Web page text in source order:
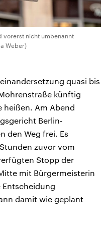
vorerst nicht umbenannt
Weber)
quasi bis
künftig
heißen. Am Abend
Berlin-
den Weg frei. Es
zuvor vom
Stopp der
mit Bürgermeisterin
Entscheidung
damit wie geplant